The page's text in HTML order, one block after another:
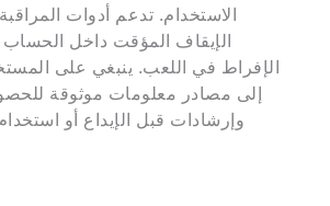
الاستخدام. تدعم أدوات
الإيقاف المؤقت داخل
الإفراط في اللعب. ينبغي على
إلى مصادر معلومات موثوقة
وإرشادات قبل الإيداع أو